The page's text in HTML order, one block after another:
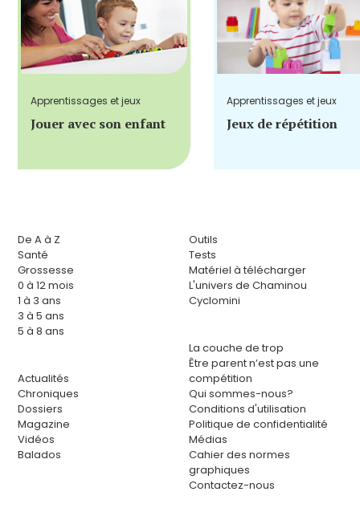
Apprentissages et jeux
Jouer avec son enfant
Apprentissages et jeux
Jeux de répétition
De A à Z
Santé
Grossesse
0 à 12 mois
1 à 3 ans
3 à 5 ans
5 à 8 ans
Actualités
Chroniques
Dossiers
Magazine
Vidéos
Balados
Outils
Tests
Matériel à télécharger
L'univers de Chaminou
Cyclomini
La couche de trop
Être parent n’est pas une
compétition
Qui sommes-nous?
Conditions d'utilisation
Politique de confidentialité
Médias
Cahier des normes
graphiques
Contactez-nous